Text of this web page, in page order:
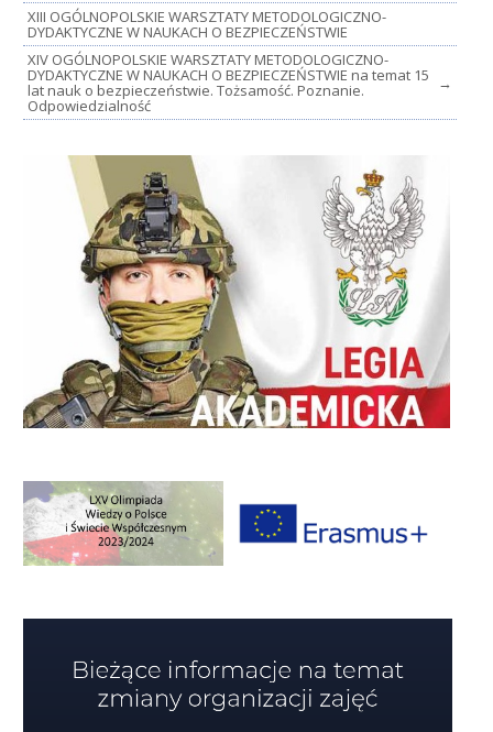
XIII OGÓLNOPOLSKIE WARSZTATY METODOLOGICZNO-
DYDAKTYCZNE W NAUKACH O BEZPIECZEŃSTWIE
XIV OGÓLNOPOLSKIE WARSZTATY METODOLOGICZNO-
DYDAKTYCZNE W NAUKACH O BEZPIECZEŃSTWIE na temat 15
lat nauk o bezpieczeństwie. Tożsamość. Poznanie.
Odpowiedzialność
→